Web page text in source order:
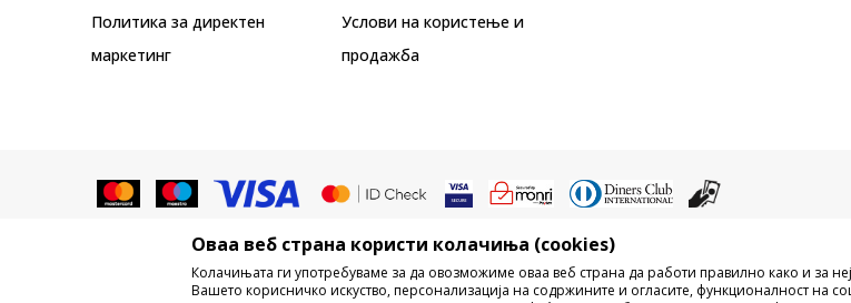
Политика за директен
маркетинг
Услови на користење и
продажба
Не е дозволено превземање или користење на содржината од интернет страните на
трговски марки, комерцијални содржини, ниту истите да се отстапуваат на трети лица,
без писмена согласност од БДС.МК
Оваа веб страна користи колачиња (cookies)
Колачињата ги употребуваме за да овозможиме оваа веб страна да работи правилно како и за
Вашето корисничко искуство, персонализација на содржините и огласите, функционалност на